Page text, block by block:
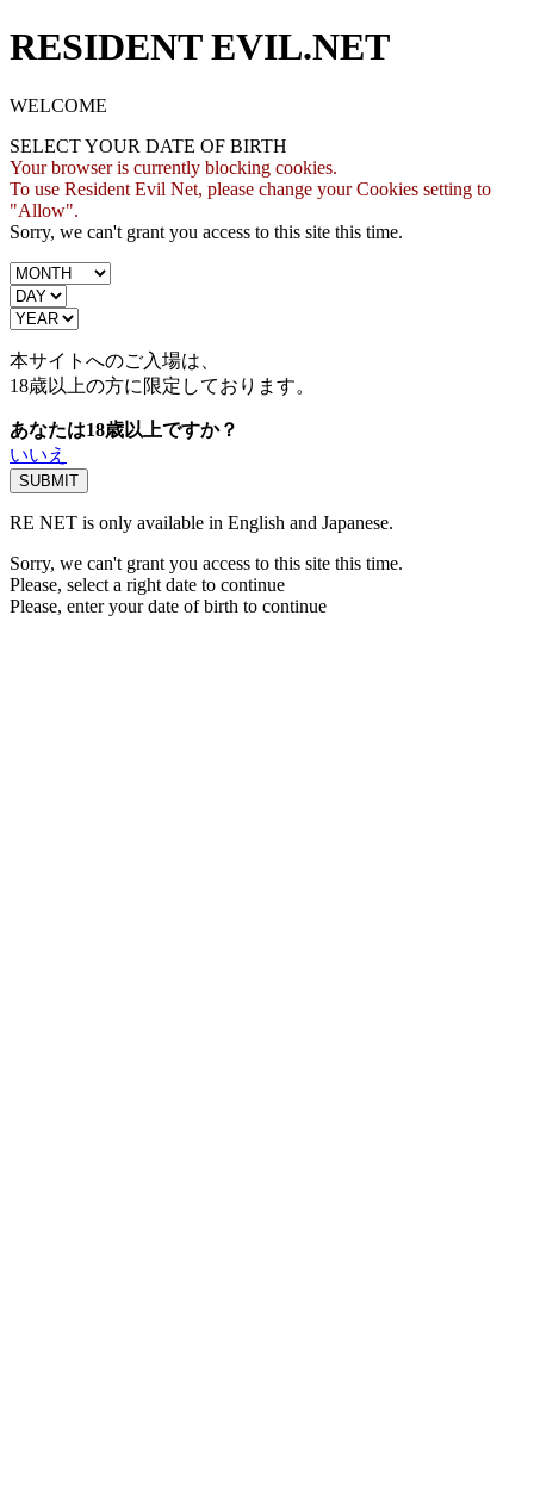
RESIDENT EVIL.NET
WELCOME
SELECT YOUR DATE OF BIRTH
Your browser is currently blocking cookies.
To use Resident Evil Net, please change your Cookies setting to
"Allow".
Sorry, we can't grant you access to this site this time.
本サイトへのご入場は、
18歳以上の方に限定しております。
あなたは18歳以上ですか？
いいえ
RE NET is only available in English and Japanese.
Sorry, we can't grant you access to this site this time.
Please, select a right date to continue
Please, enter your date of birth to continue